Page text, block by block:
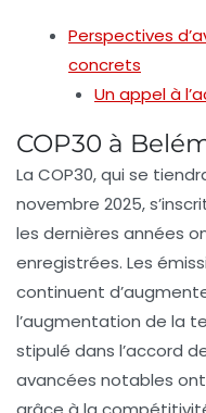
Perspectives
concrets
Un appel à
COP30 à
La COP30, qui se
novembre 2025,
les dernières années
enregistrées. Les
continuent
l’augmentation de la
stipulé dans l’accord
avancées notables